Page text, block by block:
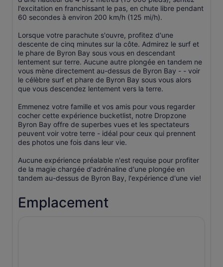
l'excitation en franchissant le pas, en chute libre pendant
60 secondes à environ 200 km/h (125 mi/h).
Lorsque votre parachute s'ouvre, profitez d'une
descente de cinq minutes sur la côte. Admirez le surf et
le phare de Byron Bay sous vous en descendant
lentement sur terre. Aucune autre plongée en tandem ne
vous mène directement au-dessus de Byron Bay - - voir
le célèbre surf et phare de Byron Bay sous vous alors
que vous descendez lentement vers la terre.
Emmenez votre famille et vos amis pour vous regarder
cocher cette expérience bucketlist, notre Dropzone
Byron Bay offre de superbes vues et les spectateurs
peuvent voir votre terre - idéal pour ceux qui prennent
des photos une fois dans leur vie.
Aucune expérience préalable n'est requise pour profiter
de la magie chargée d'adrénaline d'une plongée en
tandem au-dessus de Byron Bay, l'expérience d'une vie!
Emplacement